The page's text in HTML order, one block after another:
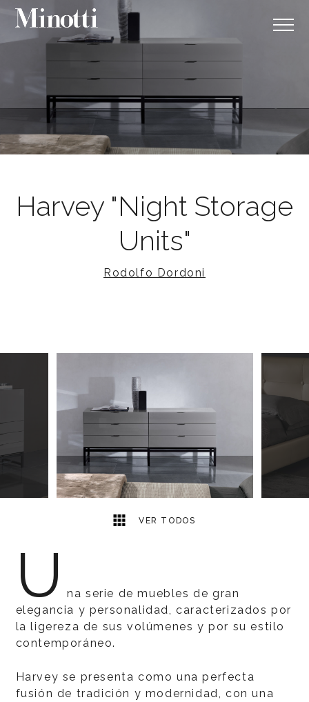
Harvey "Night Storage
Units"
Rodolfo Dordoni
VER TODOS
U
na serie de muebles de gran
elegancia y personalidad, caracterizados por
la ligereza de sus volúmenes y por su estilo
contemporáneo.
Harvey se presenta como una perfecta
fusión de tradición y modernidad, con una